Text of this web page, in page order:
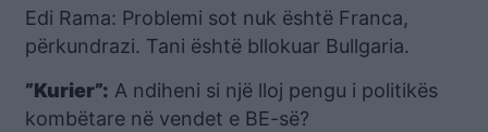
Edi Rama: Problemi sot nuk është Franca,
përkundrazi. Tani është bllokuar Bullgaria.
”Kurier”: A ndiheni si një lloj pengu i politikës
kombëtare në vendet e BE-së?